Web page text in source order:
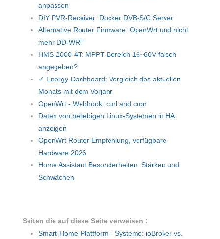
anpassen
DIY PVR-Receiver: Docker DVB-S/C Server
Alternative Router Firmware: OpenWrt und nicht
mehr DD-WRT
HMS-2000-4T: MPPT-Bereich 16~60V falsch
angegeben?
✓ Energy-Dashboard: Vergleich des aktuellen
Monats mit dem Vorjahr
OpenWrt - Webhook: curl and cron
Daten von beliebigen Linux-Systemen in HA
anzeigen
OpenWrt Router Empfehlung, verfügbare
Hardware 2026
Home Assistant Besonderheiten: Stärken und
Schwächen
Seiten die auf diese Seite verweisen :
Smart-Home-Plattform - Systeme: ioBroker vs.